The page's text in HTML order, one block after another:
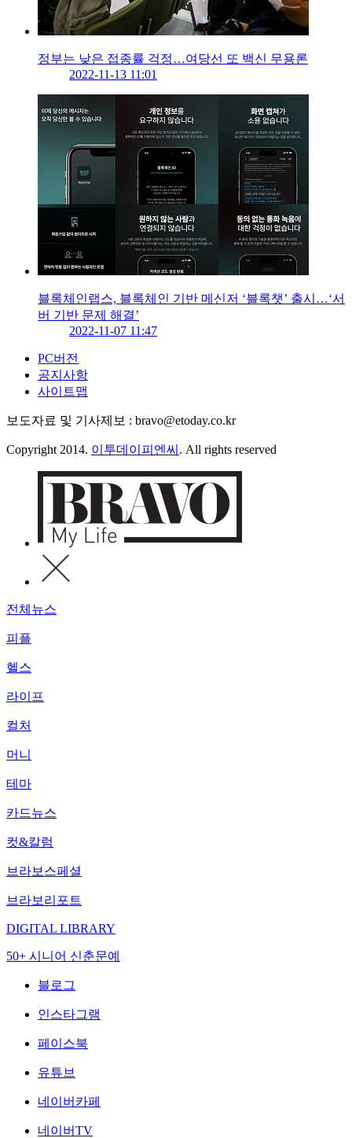
정부는 낮은 접종률 걱정…여당선 또 백신 무용론
2022-11-13 11:01
블록체인랩스, 블록체인 기반 메신저 ‘블록챗’ 출시…‘서
버 기반 문제 해결’
2022-11-07 11:47
PC버전
공지사항
사이트맵
보도자료 및 기사제보 : bravo@etoday.co.kr
Copyright 2014. 이투데이피엔씨 . All rights reserved
전체뉴스
피플
헬스
라이프
컬처
머니
테마
카드뉴스
컷&칼럼
브라보스페셜
브라보리포트
DIGITAL LIBRARY
50+ 시니어 신춘문예
블로그
인스타그램
페이스북
유튜브
네이버카페
네이버TV